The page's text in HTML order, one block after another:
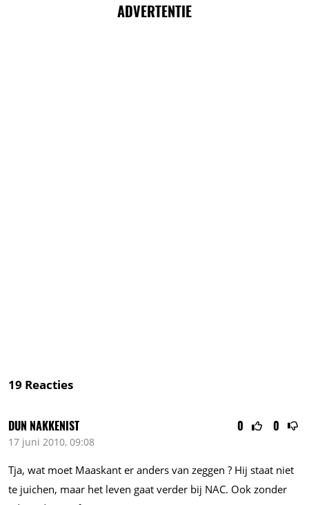
ADVERTENTIE
19 Reacties
0 0
DUN NAKKENIST
17 juni 2010, 09:08
Tja, wat moet Maaskant er anders van zeggen ? Hij staat niet
te juichen, maar het leven gaat verder bij NAC. Ook zonder